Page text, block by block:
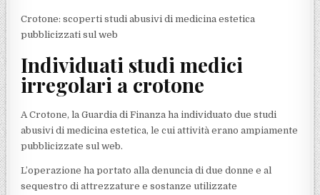
Crotone: scoperti studi abusivi di medicina estetica
pubblicizzati sul web
Individuati studi medici
irregolari a crotone
A Crotone, la Guardia di Finanza ha individuato due studi
abusivi di medicina estetica, le cui attività erano ampiamente
pubblicizzate sul web.
L’operazione ha portato alla denuncia di due donne e al
sequestro di attrezzature e sostanze utilizzate